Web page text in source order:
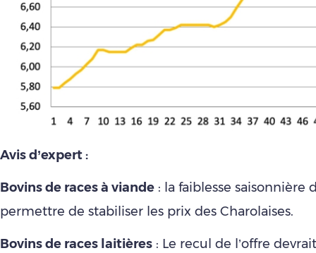
Avis d’expert :
Bovins de races à viande : la faiblesse saisonnière
permettre de stabiliser les prix des Charolaises.
Bovins de races laitières : Le recul de l’offre